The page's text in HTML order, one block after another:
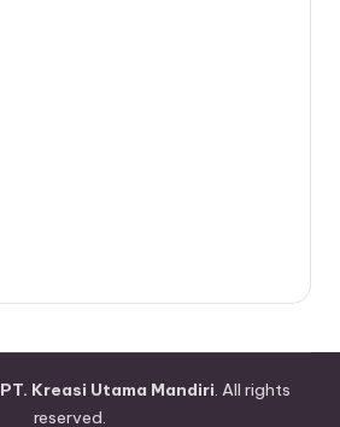
PT. Kreasi Utama Mandiri. All rights
reserved.